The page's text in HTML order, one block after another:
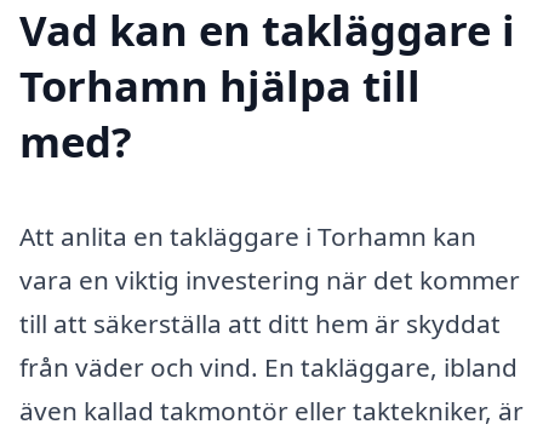
Vad kan en takläggare i
Torhamn hjälpa till
med?
Att anlita en takläggare i Torhamn kan
vara en viktig investering när det kommer
till att säkerställa att ditt hem är skyddat
från väder och vind. En takläggare, ibland
även kallad takmontör eller taktekniker, är